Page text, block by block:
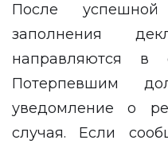
После
заполнения
направляются в
Потерпевшим
уведомление о
случая. Если